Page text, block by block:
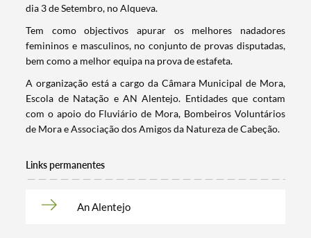
Termo de Pesquisa
dia 3 de Setembro, no Alqueva.
Tem como objectivos apurar os melhores nadadores
femininos e masculinos, no conjunto de provas disputadas,
bem como a melhor equipa na prova de estafeta.
A organização está a cargo da Câmara Municipal de Mora,
Escola de Natação e AN Alentejo. Entidades que contam
com o apoio do Fluviário de Mora, Bombeiros Voluntários
de Mora e Associação dos Amigos da Natureza de Cabeção.
Links permanentes
An Alentejo